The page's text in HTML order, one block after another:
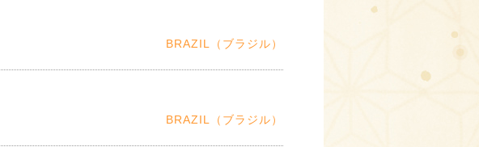
BRAZIL（ブラジル）
BRAZIL（ブラジル）